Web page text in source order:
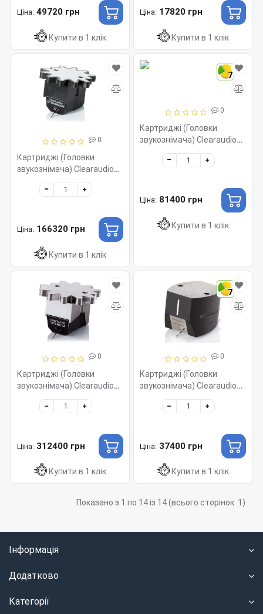
Ціна: 49720 грн
Купити в 1 клік
Ціна: 17820 грн
Купити в 1 клік
0
Картриджі (Головки
звукознімача) Clearaudio
Stradivari V2 90 dB, MC
016/V 2
Ціна: 166320 грн
Купити в 1 клік
7
0
Картриджі (Головки
звукознімача) Clearaudio
TALISMANN V2 Gold, MC
022, Ebenholz
Ціна: 81400 грн
Купити в 1 клік
0
Картриджі (Головки
звукознімача) Clearaudio
Titanium V2 95 dB, MC
015/V2
Ціна: 312400 грн
Купити в 1 клік
7
0
Картриджі (Головки
звукознімача) Clearaudio
Virtuoso V2, MM 010, Ebony
Ціна: 37400 грн
Купити в 1 клік
Показано з 1 по 14 із 14 (всього сторінок: 1)
Інформація
Додатково
Категорії